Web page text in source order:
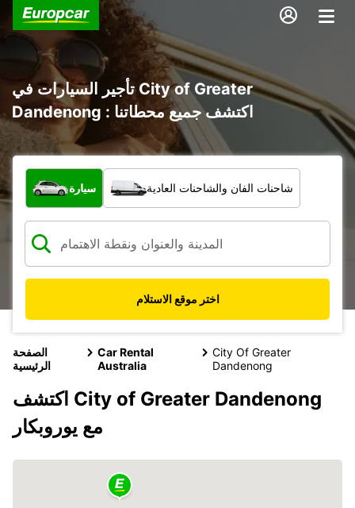
تأجير السيارات في City of Greater
Dandenong : اكتشف جميع محطاتنا
ما نوع المركبة؟
سيارة شاحنات الفان والشاحنات العادية
اختر موقع الاستلام
الصفحة
الرئيسية
Car Rental
Australia
City Of Greater
Dandenong
اكتشف City of Greater Dandenong
مع يوروبكار